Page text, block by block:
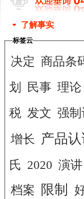
了解事实
标签云
决定 商品条
划
民事 理论
税 发文 强
增长 产品
氏 2020 演讲
档案 限制